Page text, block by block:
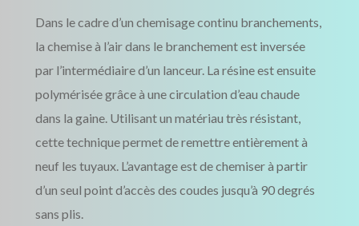
Dans le cadre d’un chemisage continu branchements,
la chemise à l’air dans le branchement est inversée
par l’intermédiaire d’un lanceur. La résine est ensuite
polymérisée grâce à une circulation d’eau chaude
dans la gaine. Utilisant un matériau très résistant,
cette technique permet de remettre entièrement à
neuf les tuyaux. L’avantage est de chemiser à partir
d’un seul point d’accès des coudes jusqu’à 90 degrés
sans plis.